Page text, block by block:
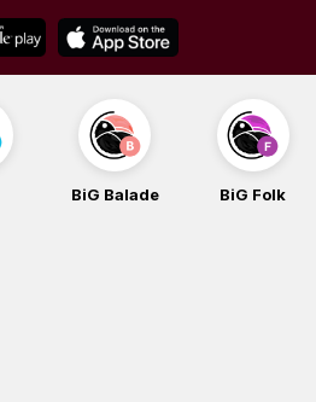
BiG Balade BiG Folk